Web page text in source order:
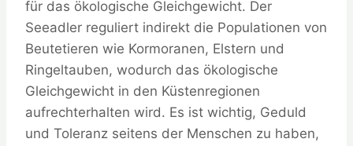
für das ökologische Gleichgewicht. Der
Seeadler reguliert indirekt die Populationen von
Beutetieren wie Kormoranen, Elstern und
Ringeltauben, wodurch das ökologische
Gleichgewicht in den Küstenregionen
aufrechterhalten wird. Es ist wichtig, Geduld
und Toleranz seitens der Menschen zu haben,